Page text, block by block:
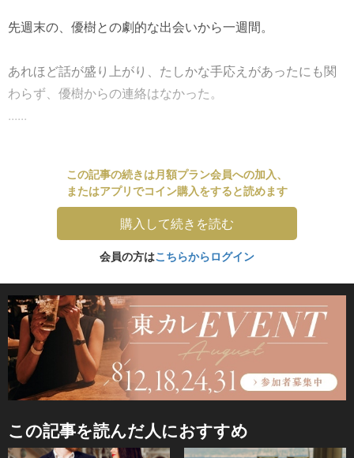
先週末の、優樹との劇的な出会いから一週間。
あれほど話が盛り上がり、たしかな手応えがあったにも関
わらず、優樹からの連絡はなかった。
......
この記事の続きは月額プラン会員への加入、
またはアプリでコイン購入をすると読めます
購入して続きを読む
会員の方はこちらからログイン
この記事を読んだ人におすすめ